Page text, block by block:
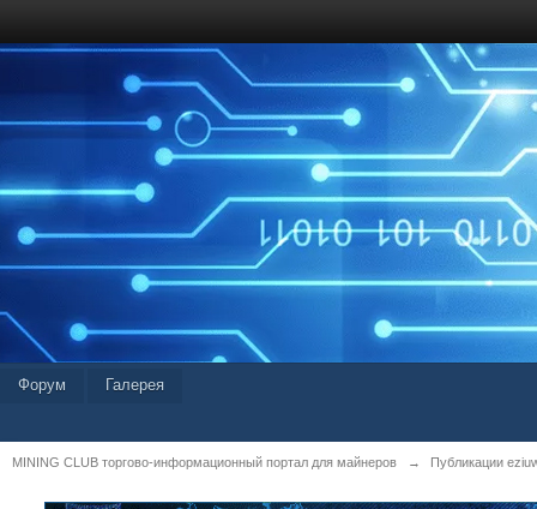
Форум Галерея
MINING CLUB торгово-информационный портал для майнеров → Публикации